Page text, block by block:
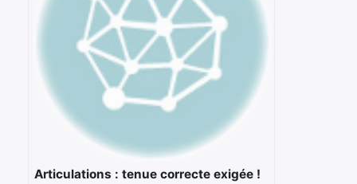
Articulations : tenue correcte exigée !